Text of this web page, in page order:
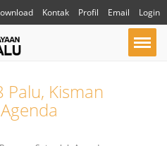
Kontak Profil Email Login
Palu, Kisman